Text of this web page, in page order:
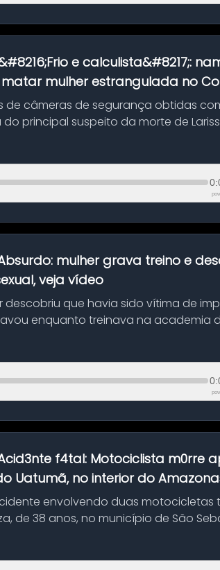
e calculista&#8217;:
mulher estrangulada no
de câmeras de segurança obtidas
principal suspeito da morte de
mulher grava treino e
veja vídeo
descobriu que havia sido vítima de
enquanto treinava na academia
f4tal: Motociclista m0rre
Uatumã, no interior do
envolvendo duas motocicletas
de 38 anos, no município de São
ocorreu n...